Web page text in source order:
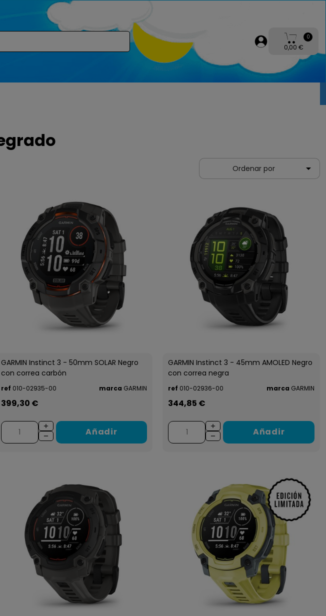
0
0,00 €
Ordenar por 
GARMIN Instinct 3 - 50mm SOLAR Negro
con correa carbón
ref 010-02935-00 marca GARMIN
399,30 €
Añadir
GARMIN Instinct 3 - 45mm AMOLED Negro
con correa negra
ref 010-02936-00 marca GARMIN
344,85 €
Añadir